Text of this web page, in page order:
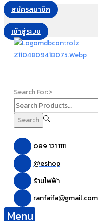
สมัครสมาชิก
เข้าสู่ระบบ
Search For:>
Search
089 121 1111
@eshop
ร้านไฟฟ้า
ranfaifa@gmail.com
Menu